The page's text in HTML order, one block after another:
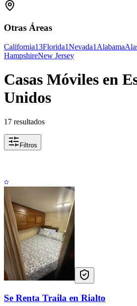
Otras Áreas
California13Florida1Nevada1 Alabama
HampshireNew Jersey
Casas Móviles en
Unidos
17 resultados
Filtros
Se Renta Traila en Rialto